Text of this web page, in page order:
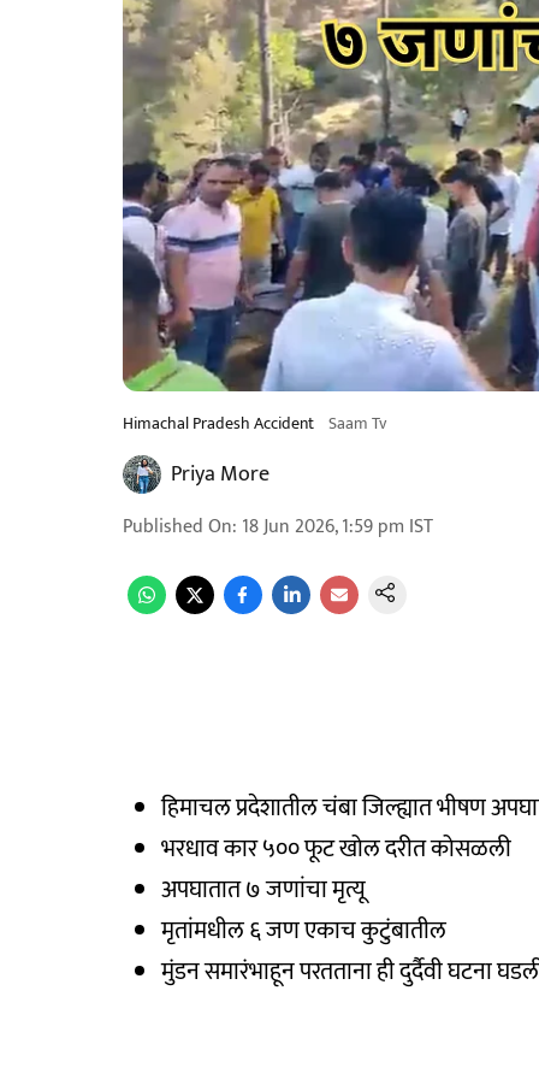
Himachal Pradesh Accident Saam Tv
Priya More
Published On: 18 Jun 2026, 1:59 pm IST
हिमाचल प्रदेशातील चंबा जिल्ह्यात भीषण
भरधाव कार ५०० फूट खोल दरीत कोसळली
अपघातात ७ जणांचा मृत्यू
मृतांमधील ६ जण एकाच कुटुंबातील
मुंडन समारंभाहून परतताना ही दुर्दैवी घटना